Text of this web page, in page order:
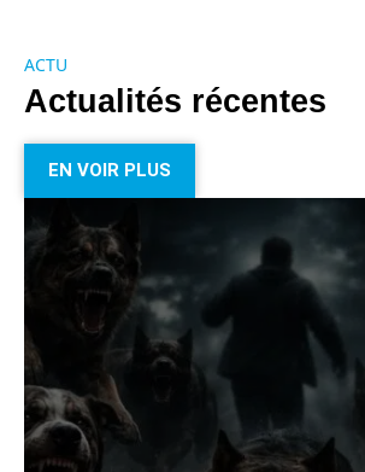
ACTU
Actualités récentes
EN VOIR PLUS